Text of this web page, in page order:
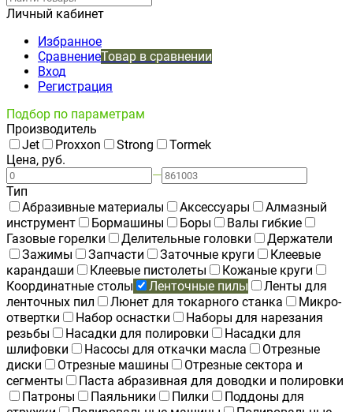
Личный кабинет
Избранное
СравнениеТовар в сравнении
Вход
Регистрация
Подбор по параметрам
Производитель
Jet
Proxxon Strong
Tormek
Цена, руб.
—
Тип
Абразивные материалы
Аксессуары
Алмазный
инструмент
Бормашины Боры
Валы гибкие
Газовые горелки
Делительные головки
Держатели
Зажимы
Запчасти Заточные круги
Клеевые
карандаши
Клеевые пистолеты
Кожаные круги
Координатные столы
Ленточные пилы
Ленты для
ленточных пил
Люнет для токарного станка
Микро-
отвертки
Набор оснастки
Наборы для нарезания
резьбы
Насадки для полировки
Насадки для
шлифовки
Насосы для откачки масла
Отрезные
диски
Отрезные машины
Отрезные сектора и
сегменты
Паста абразивная для доводки и полировки
Патроны
Паяльники Пилки
Поддоны для